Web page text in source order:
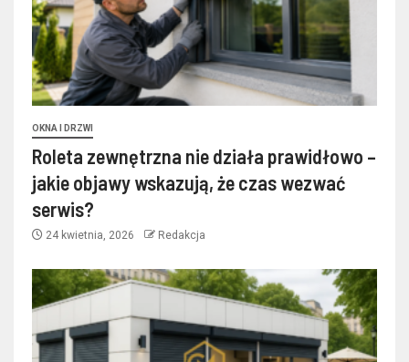
OKNA I DRZWI
Roleta zewnętrzna nie działa prawidłowo –
jakie objawy wskazują, że czas wezwać
serwis?
24 kwietnia, 2026 Redakcja